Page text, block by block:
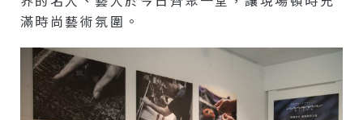
滿時尚藝術氛圍。